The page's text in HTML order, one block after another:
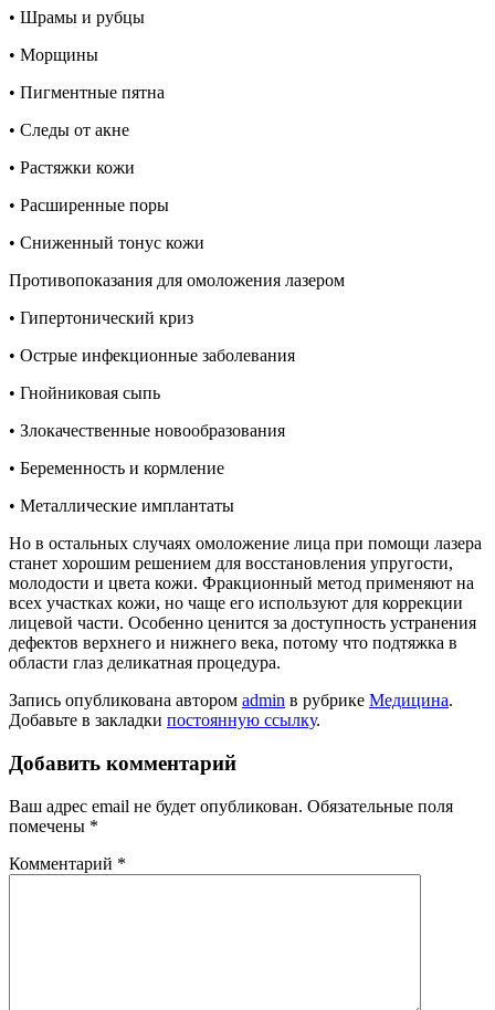
• Шрамы и рубцы
• Морщины
• Пигментные пятна
• Следы от акне
• Растяжки кожи
• Расширенные поры
• Сниженный тонус кожи
Противопоказания для омоложения лазером
• Гипертонический криз
• Острые инфекционные заболевания
• Гнойниковая сыпь
• Злокачественные новообразования
• Беременность и кормление
• Металлические имплантаты
Но в остальных случаях омоложение лица при помощи лазера
станет хорошим решением для восстановления упругости,
молодости и цвета кожи. Фракционный метод применяют на
всех участках кожи, но чаще его используют для коррекции
лицевой части. Особенно ценится за доступность устранения
дефектов верхнего и нижнего века, потому что подтяжка в
области глаз деликатная процедура.
Запись опубликована автором admin в рубрике Медицина.
Добавьте в закладки постоянную ссылку.
Добавить комментарий
Ваш адрес email не будет опубликован. Обязательные поля
помечены *
Комментарий *